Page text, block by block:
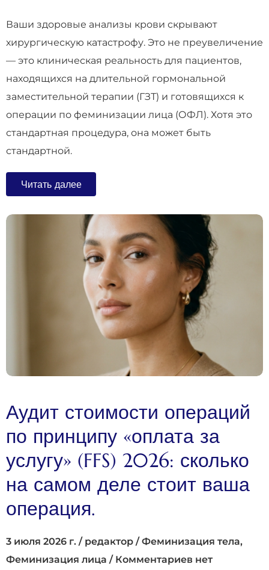
Ваши здоровые анализы крови скрывают
хирургическую катастрофу. Это не преувеличение
— это клиническая реальность для пациентов,
находящихся на длительной гормональной
заместительной терапии (ГЗТ) и готовящихся к
операции по феминизации лица (ОФЛ). Хотя это
стандартная процедура, она может быть
стандартной.
Читать далее
Аудит стоимости операций
по принципу «оплата за
услугу» (FFS) 2026: сколько
на самом деле стоит ваша
операция.
3 июля 2026 г. / редактор / Феминизация тела,
Феминизация лица / Комментариев нет